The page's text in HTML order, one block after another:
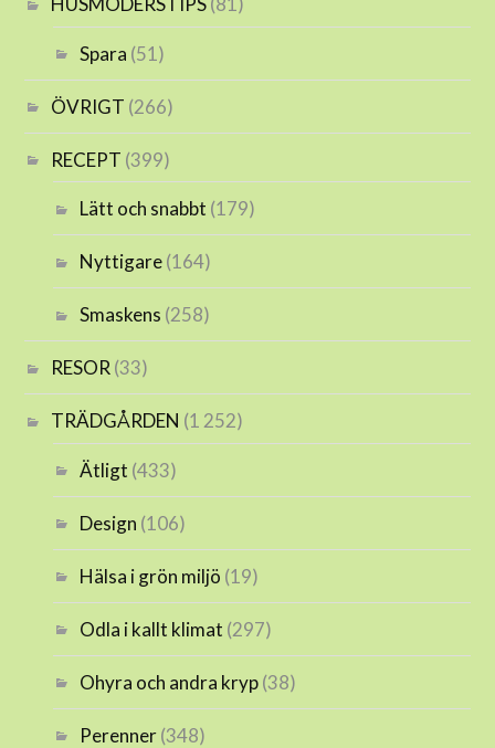
Spara (51)
ÖVRIGT (266)
RECEPT (399)
Lätt och snabbt (179)
Nyttigare(164)
Smaskens (258)
RESOR(33)
TRÄDGÅRDEN (1 252)
Ätligt (433)
Design (106)
Hälsa i grön miljö (19)
Odla i kallt klimat (297)
Ohyra och andra kryp(38)
Perenner(348)